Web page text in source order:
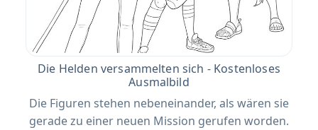
Die Helden versammelten sich - Kostenloses
Ausmalbild
Die Figuren stehen nebeneinander, als wären sie
gerade zu einer neuen Mission gerufen worden.